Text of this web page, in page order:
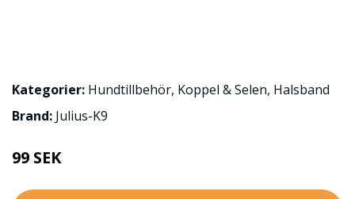
Kategorier: Hundtillbehör, Koppel & Selen, Halsband
Brand: Julius-K9
99 SEK